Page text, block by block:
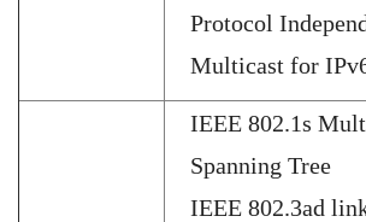
Protocol
Multicast for
IEEE 802.1s
Spanning Tree
IEEE 802.3ad